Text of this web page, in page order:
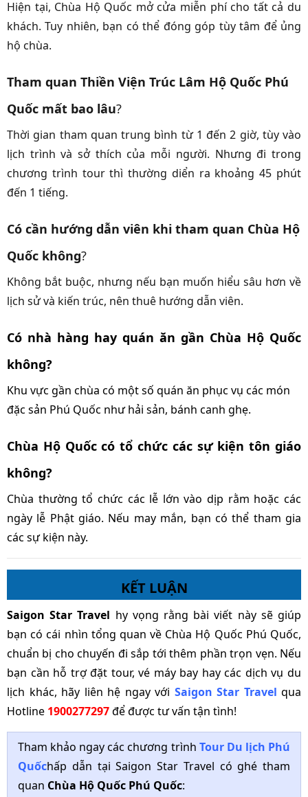
Hiện tại, Chùa Hộ Quốc mở cửa miễn phí cho tất cả du
khách. Tuy nhiên, bạn có thể đóng góp tùy tâm để ủng
hộ chùa.
Tham quan Thiền Viện Trúc Lâm Hộ Quốc Phú
Quốc mất bao lâu?
Thời gian tham quan trung bình từ 1 đến 2 giờ, tùy vào
lịch trình và sở thích của mỗi người. Nhưng đi trong
chương trình tour thì thường diển ra khoảng 45 phút
đến 1 tiếng.
Có cần hướng dẫn viên khi tham quan Chùa Hộ
Quốc không?
Không bắt buộc, nhưng nếu bạn muốn hiểu sâu hơn về
lịch sử và kiến trúc, nên thuê hướng dẫn viên.
Có nhà hàng hay quán ăn gần Chùa Hộ Quốc
không?
Khu vực gần chùa có một số quán ăn phục vụ các món
đặc sản Phú Quốc như hải sản, bánh canh ghẹ.
Chùa Hộ Quốc có tổ chức các sự kiện tôn giáo
không?
Chùa thường tổ chức các lễ lớn vào dịp rằm hoặc các
ngày lễ Phật giáo. Nếu may mắn, bạn có thể tham gia
các sự kiện này.
KẾT LUẬN
Saigon Star Travel hy vọng rằng bài viết này sẽ giúp
bạn có cái nhìn tổng quan về Chùa Hộ Quốc Phú Quốc,
chuẩn bị cho chuyến đi sắp tới thêm phần trọn vẹn. Nếu
bạn cần hỗ trợ đặt tour, vé máy bay hay các dịch vụ du
lịch khác, hãy liên hệ ngay với Saigon Star Travel qua
Hotline 1900277297để được tư vấn tận tình!
Tham khảo ngay các chương trình Tour Du lịch Phú
Quốchấp dẫn tại Saigon Star Travel có ghé tham
quan Chùa Hộ Quốc Phú Quốc: